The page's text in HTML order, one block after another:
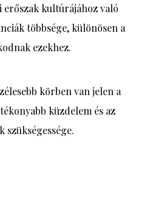
erőszak kultúrájához való
többsége, különösen a
ezekhez.
körben van jelen a
küzdelem és az
szükségessége.